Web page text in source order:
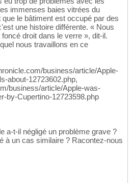
immenses baies vitrées du
le bâtiment est occupé par des
une histoire différente. « Nous
droit dans le verre », dit-il.
nous travaillons en ce
business/article/Apple-
about-12723602.php,
business/article/Apple-was-
by-Cupertino-12723598.php
a-t-il négligé un problème grave ?
à un cas similaire ? Racontez-nous